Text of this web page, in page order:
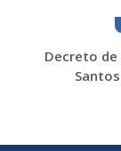
Decreto de